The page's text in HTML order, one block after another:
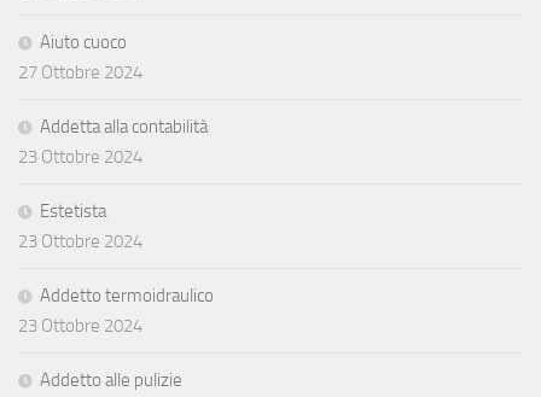
Aiuto cuoco
27 Ottobre 2024
Addetta alla contabilità
23 Ottobre 2024
Estetista
23 Ottobre 2024
Addetto termoidraulico
23 Ottobre 2024
Addetto alle pulizie